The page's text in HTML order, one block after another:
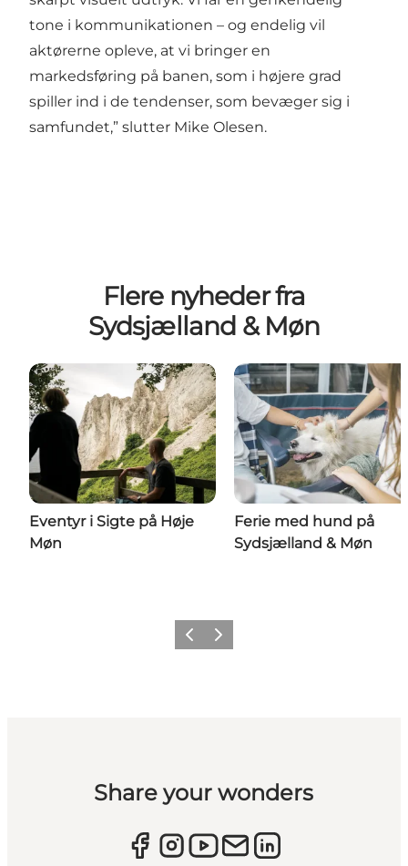
tone i kommunikationen – og endelig vil
aktørerne opleve, at vi bringer en
markedsføring på banen, som i højere grad
spiller ind i de tendenser, som bevæger sig i
samfundet,” slutter Mike Olesen.
Flere nyheder fra
Sydsjælland & Møn
Eventyr i Sigte på Høje
Møn
Ferie med hund på
Sydsjælland & Møn
ForrigeNæste
Share your wonders